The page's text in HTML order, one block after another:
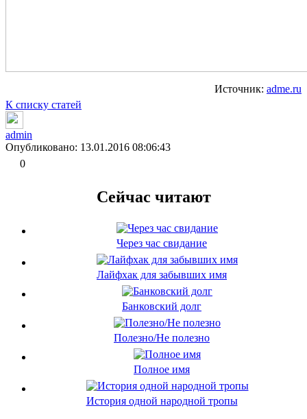
Источник: adme.ru
К списку статей
admin
Опубликовано: 13.01.2016 08:06:43
0
Сейчас читают
Через час свидание
Лайфхак для забывших имя
Банковский долг
Полезно/Не полезно
Полное имя
История одной народной тропы